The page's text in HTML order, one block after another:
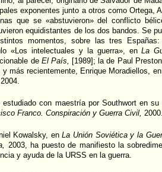
exponentes junto a otros como Ortega,
que se «abstuvieron» del conflicto
equidistantes de los dos bandos. Se
momentos, sobre las tres
«Los intelectuales y la guerra», enLa
de El País, [1989]; la de Paul
y más recientemente, Enrique Moradiellos,
2004.
estudiado con maestría por Southwort en
Franco. Conspiración y Guerra Civil,
Kowalsky, enLa Unión Soviética y la
2003, ha puesto de manifiesto la
y ayuda de la URSS en la guerra.